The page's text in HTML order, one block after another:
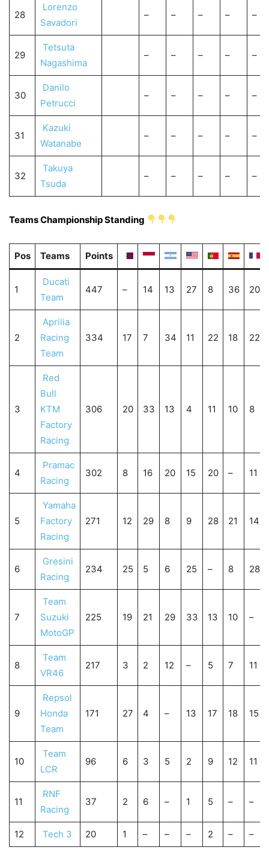
28
Lorenzo
Savadori
– – – – –
29
Tetsuta
Nagashima
– – – – –
30
Danilo
Petrucci
– – – – –
31
Kazuki
Watanabe
– – – – –
32
Takuya
Tsuda
– – – – –
Teams Championship Standing
Pos Teams Points
1
Ducati
Team
447 – 14 13 27 8 36 20
2
Aprilia
Racing
Team
334 17 7 34 11 22 18 22
3
Red
Bull
KTM
Factory
Racing
306 20 33 13 4 11 10 8
4
Pramac
Racing
302 8 16 20 15 20 – 11
5
Yamaha
Factory
Racing
271 12 29 8 9 28 21 14
6
Gresini
Racing
234 25 5 6 25 – 8 28
7
Team
Suzuki
MotoGP
225 19 21 29 33 13 10 –
8
Team
VR46
217 3 2 12 – 5 7 11
9
Repsol
Honda
Team
171 27 4 – 13 17 18 15
10
Team
LCR
96 6 3 5 2 9 12 11
11
RNF
Racing
37 2 6 – 1 5 – –
12 Tech 3 20 1 – – – 2 – –